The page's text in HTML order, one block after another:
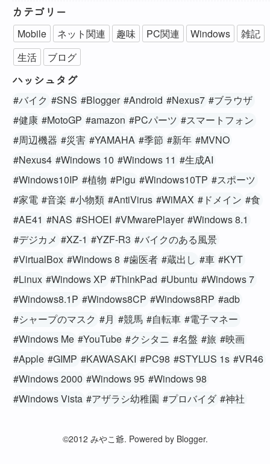
カテゴリー
Mobile ネット関連 趣味 PC関連 Windows
雑記
生活
ブログ
ハッシュタグ
#バイク #SNS #Blogger #Android #Nexus7 #ブラウザ
#健康 #MotoGP #amazon #PCパーツ #スマートフォン
#周辺機器 #災害 #YAMAHA #季節 #新年 #MVNO
#Nexus4 #Windows 10 #Windows 11 #生成AI
#Windows10IP #植物 #Pigu #Windows10TP #スポーツ
#家電 #音楽 #小物類 #AntiVirus #WiMAX #ドメイン #食
#AE41 #NAS #SHOEI #VMwarePlayer #Windows 8.1
#デジカメ #XZ-1 #YZF-R3 #バイクのある風景
#VirtualBox #Windows 8 #歯医者 #蔵出し #車 #KYT
#Linux #Windows XP #ThinkPad #Ubuntu #Windows 7
#Windows8.1P #Windows8CP #Windows8RP #adb
#シャープのマスク #月 #競馬 #自転車 #電子マネー
#Windows Me #YouTube #クシタニ #名盤 #旅 #映画
#Apple #GIMP #KAWASAKI #PC98 #STYLUS 1s #VR46
#Windows 2000 #Windows 95 #Windows 98
#Windows Vista #アザラシ幼稚園 #プロバイダ #神社
©2012 みやこ爺. Powered by Blogger.